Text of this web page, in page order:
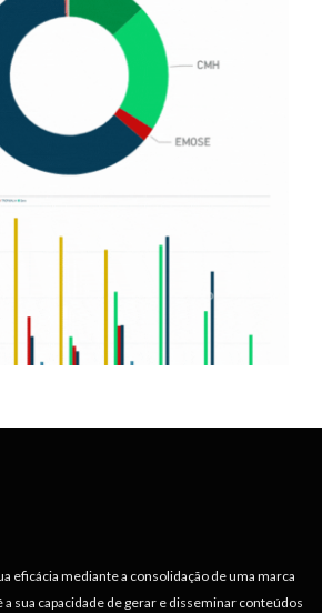
eficácia mediante a consolidação de uma marca
sua capacidade de gerar e disseminar conteúdos